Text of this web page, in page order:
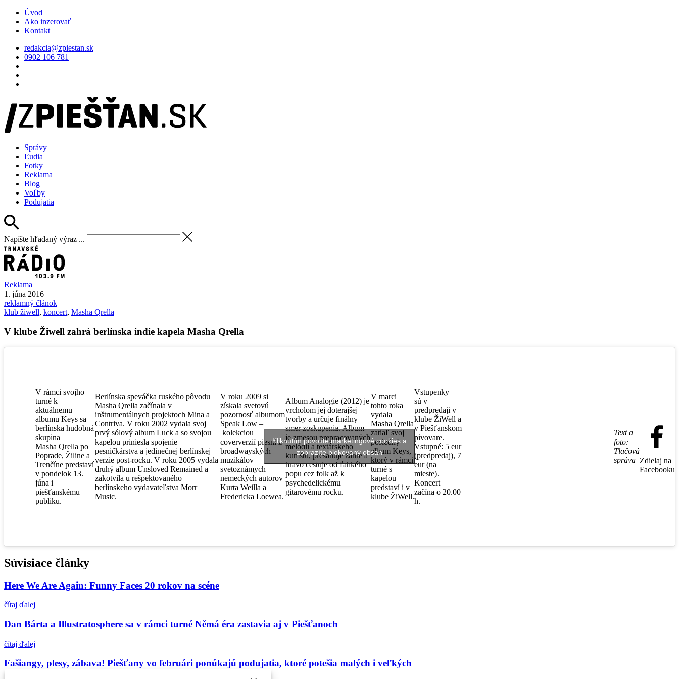
Úvod
Ako inzerovať
Kontakt
redakcia@zpiestan.sk
0902 106 781
Správy
Ľudia
Fotky
Reklama
Blog
Voľby
Podujatia
Napíšte hľadaný výraz ...
Reklama
1. júna 2016
reklamný článok
klub žiwell, koncert, Masha Qrella
V klube Žiwell zahrá berlínska indie kapela Masha Qrella
V rámci svojho
turné k
aktuálnemu
albumu Keys sa
berlínska hudobná
skupina
Masha Qrella po
Poprade, Žiline a
Trenčíne predstaví
v pondelok 13.
júna i
piešťanskému
publiku.
Berlínska speváčka ruského pôvodu
Masha Qrella začínala v
inštrumentálnych projektoch Mina a
Contriva. V roku 2002 vydala svoj
prvý sólový album Luck a so svojou
kapelou priniesla spojenie
pesničkárstva a jedinečnej berlínskej
verzie post-rocku. V roku 2005 vydala
druhý album Unsloved Remained a
zakotvila u rešpektovaného
berlínskeho vydavateľstva Morr
Music.
V roku 2009 si
získala svetovú
pozornosť albumom
Speak Low –
kolekciou
coververzií piesní z
broadwayských
muzikálov
svetoznámych
nemeckých autorov
Kurta Weilla a
Fredericka Loewea.
Album Analogie (2012) je
vrcholom jej doterajšej
tvorby a určuje finálny
smer zoskupenia. Album
je zmesou prepracovaných
melódií a textárskeho
kumštu, presahuje žánre a
hravo cestuje od ľahkého
popu cez folk až k
psychedelickému
gitarovému rocku.
V marci
tohto roka
vydala
Masha Qrella
zatiaľ svoj
posledný
album Keys,
ktorý v rámci
turné s
kapelou
predstaví i v
klube ŽiWell.
Vstupenky
sú v
predpredaji v
klube ŽiWell a
v Piešťanskom
pivovare.
Vstupné: 5 eur
(predpredaj), 7
eur (na
mieste).
Koncert
začína o 20.00
h.
Text a
foto:
Tlačová
správa Zdielaj na
Facebooku
Kliknutím povolíte marketingové cookies a
zobrazíte blokovaný obsah
Súvisiace články
Here We Are Again: Funny Faces 20 rokov na scéne
čítaj ďalej
Dan Bárta a Illustratosphere sa v rámci turné Němá éra zastavia aj v Piešťanoch
čítaj ďalej
Fašiangy, plesy, zábava! Piešťany vo februári ponúkajú podujatia, ktoré potešia malých i veľkých